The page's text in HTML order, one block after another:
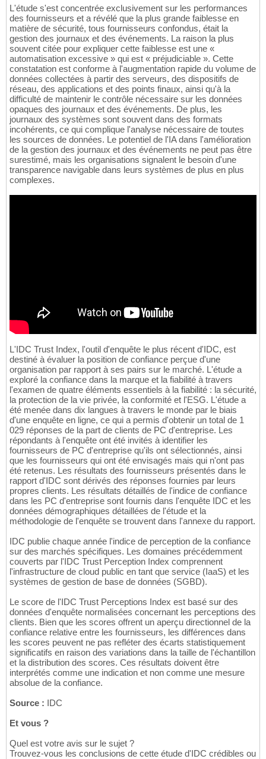
L'étude s'est concentrée exclusivement sur les performances
des fournisseurs et a révélé que la plus grande faiblesse en
matière de sécurité, tous fournisseurs confondus, était la
gestion des journaux et des événements. La raison la plus
souvent citée pour expliquer cette faiblesse est une «
automatisation excessive » qui est « préjudiciable ». Cette
constatation est conforme à l'augmentation rapide du volume de
données collectées à partir des serveurs, des dispositifs de
réseau, des applications et des points finaux, ainsi qu'à la
difficulté de maintenir le contrôle nécessaire sur les données
opaques des journaux et des événements. De plus, les
journaux des systèmes sont souvent dans des formats
incohérents, ce qui complique l'analyse nécessaire de toutes
les sources de données. Le potentiel de l'IA dans l'amélioration
de la gestion des journaux et des événements ne peut pas être
surestimé, mais les organisations signalent le besoin d'une
transparence navigable dans leurs systèmes de plus en plus
complexes.
L'IDC Trust Index, l'outil d'enquête le plus récent d'IDC, est
destiné à évaluer la position de confiance perçue d'une
organisation par rapport à ses pairs sur le marché. L'étude a
exploré la confiance dans la marque et la fiabilité à travers
l'examen de quatre éléments essentiels à la fiabilité : la sécurité,
la protection de la vie privée, la conformité et l'ESG. L'étude a
été menée dans dix langues à travers le monde par le biais
d'une enquête en ligne, ce qui a permis d'obtenir un total de 1
029 réponses de la part de clients de PC d'entreprise. Les
répondants à l'enquête ont été invités à identifier les
fournisseurs de PC d'entreprise qu'ils ont sélectionnés, ainsi
que les fournisseurs qui ont été envisagés mais qui n'ont pas
été retenus. Les résultats des fournisseurs présentés dans le
rapport d'IDC sont dérivés des réponses fournies par leurs
propres clients. Les résultats détaillés de l'indice de confiance
dans les PC d'entreprise sont fournis dans l'enquête IDC et les
données démographiques détaillées de l'étude et la
méthodologie de l'enquête se trouvent dans l'annexe du rapport.
IDC publie chaque année l'indice de perception de la confiance
sur des marchés spécifiques. Les domaines précédemment
couverts par l'IDC Trust Perception Index comprennent
l'infrastructure de cloud public en tant que service (IaaS) et les
systèmes de gestion de base de données (SGBD).
Le score de l'IDC Trust Perceptions Index est basé sur des
données d'enquête normalisées concernant les perceptions des
clients. Bien que les scores offrent un aperçu directionnel de la
confiance relative entre les fournisseurs, les différences dans
les scores peuvent ne pas refléter des écarts statistiquement
significatifs en raison des variations dans la taille de l'échantillon
et la distribution des scores. Ces résultats doivent être
interprétés comme une indication et non comme une mesure
absolue de la confiance.
Source : IDC
Et vous ?
Quel est votre avis sur le sujet ?
Trouvez-vous les conclusions de cette étude d'IDC crédibles ou